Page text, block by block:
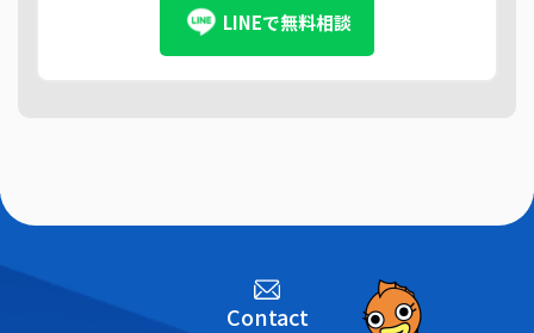
LINEで無料相談
Contact